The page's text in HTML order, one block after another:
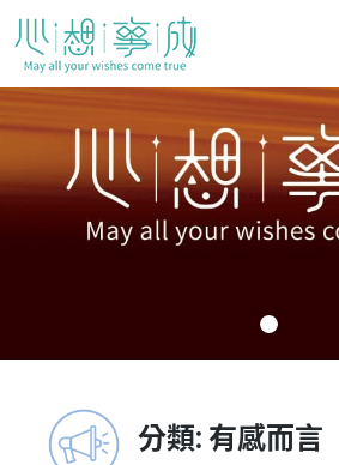
content
分類: 有感而言